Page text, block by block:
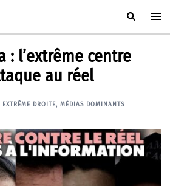
Rechercher
: l’extrême centre
au réel
EXTRÊME DROITE, MÉDIAS DOMINANTS